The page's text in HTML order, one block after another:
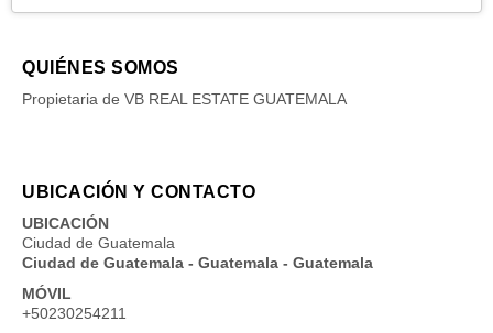
QUIÉNES SOMOS
Propietaria de VB REAL ESTATE GUATEMALA
UBICACIÓN Y CONTACTO
UBICACIÓN
Ciudad de Guatemala
Ciudad de Guatemala - Guatemala - Guatemala
MÓVIL
+50230254211